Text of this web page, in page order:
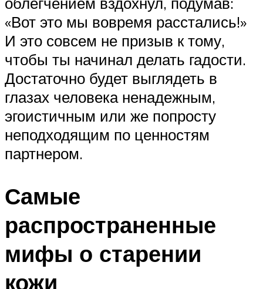
«Вот это мы вовремя расстались!»
И это совсем не призыв к тому,
чтобы ты начинал делать гадости.
Достаточно будет выглядеть в
глазах человека ненадежным,
эгоистичным или же попросту
неподходящим по ценностям
партнером.
Самые
распространенные
мифы о старении
кожи